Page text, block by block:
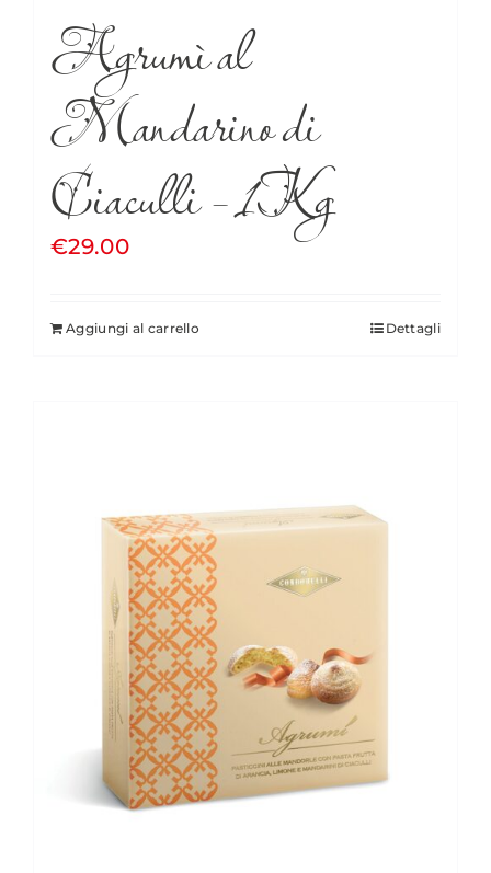
Agrumì al
Mandarino di
Ciaculli – 1Kg
€29.00
Aggiungi al carrello Dettagli